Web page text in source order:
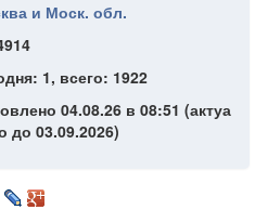
и Моск. обл.
1, всего: 1922
04.08.26 в 08:51 (актуа
до 03.09.2026)